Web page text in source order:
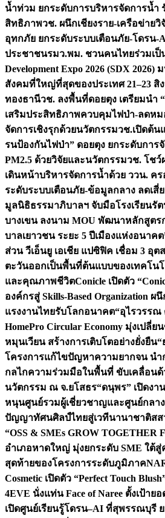
น้ำท่วม ยกระดับการบริหารจัดการน้ำ
สิทธิภาพวช. ผนึกเชียงราย-เครือข่าย
อุทกภัย ยกระดับระบบเตือนภัย-โดรน-
ประชาชนรมว.พม. ชวนคนไทยร่วมเป็
Development Expo 2026 (SDX
สังคมที่ใหญ่ที่สุดของประเทศ 21–23
ทองธานีวช. ลงพื้นที่ดอยตุง เตรียมนำ
เสริมประสิทธิภาพควบคุมไฟป่า-ลดห
จัดการเชิงรุกด้วยนวัตกรรมวช.เปิดต้น
รนป้องกันไฟป่า” ดอยตุง ยกระดับการ
PM2.5 ด้วยวิจัยและนวัตกรรมวช. โชว์
เดินหน้าบริหารจัดการน้ำด้วย ววน. ค
ระดับระบบเตือนภัย-ข้อมูลกลาง ลดเสี่
มูลนิธิธรรมาภิบาลฯ จับมือโรงเรียนรั
บางเขน ลงนาม MOU พัฒนาหลักสูต
บาลเยาวชน ระยะ 5 ปีเมืองแห่งอนาค
ส่วน วีเอ็นยู เอเชีย แปซิฟิค เชื่อม 3 อุ
ตะวันออกเป็นพื้นที่ต้นแบบของเทคโนโ
และคุณภาพชีวิตConicle เปิดตัว
องค์กรสู่ Skills-Based Organization
แรงงานไทยรับโลกอนาคต“อุไรวรรณ
HomePro Circular Economy มุ่งเปลี่
หมุนเวียน สร้างการเติบโตอย่างยั่งยืน“
โครงการแก้ไขปัญหาความยากจน นำ
กลไกความร่วมมือในพื้นที่ ขับเคลื่อนด้
นวัตกรรม ณ จ.ยโสธร“ดนุพร” เปิดงา
หนุนศูนย์รวมผู้เชี่ยวชาญและศูนย์กลา
ปัญญาทัศนศิลป์ไทยสู่เวทีนานาชาติสส
“OSS & SMEs GROW TOGETHER
อำเภอหาดใหญ่ มุ่งยกระดับ SME ใต้สู่
สุดท้ายของโครงการระดับภูมิภาค
Cosmetic เปิดตัว “Perfect Touch
4EVE นั่งแท่น Face of Naree ตั้งเป้าย
เปิดศูนย์เรียนรู้โดรน–AI ที่สุพรรณบุรี